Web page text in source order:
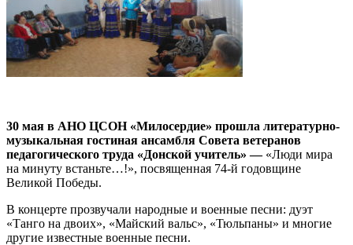
30 мая в АНО ЦСОН «Милосердие» прошла литературно-
музыкальная гостиная ансамбля Совета ветеранов
педагогического труда «Донской учитель» — «Люди мира
на минуту встаньте…!», посвященная 74-й годовщине
Великой Победы.
В концерте прозвучали народные и военные песни: дуэт
«Танго на двоих», «Майский вальс», «Тюльпаны» и многие
другие известные военные песни.